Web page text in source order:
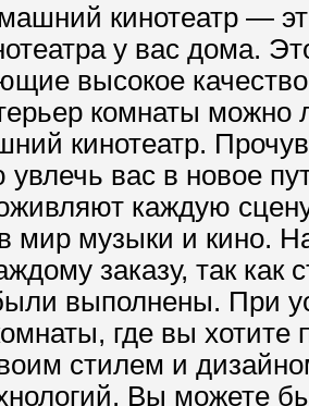
кинотеатр —
у вас дома.
высокое
комнаты можно
кинотеатр.
увлечь вас в новое
каждую
мир музыки и кино.
заказу, так
выполнены. При
где вы хотите
стилем и
Вы можете